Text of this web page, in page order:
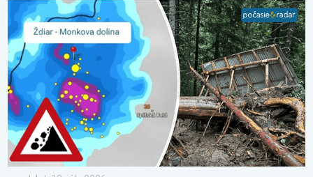
2 roky od smrteľného zosuvu v Tatrách. Stopy sú stále